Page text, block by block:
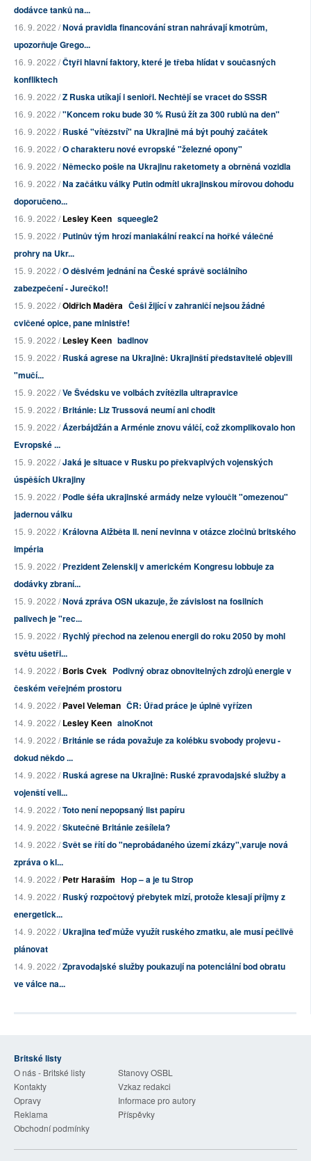
dodávce tanků na...
16. 9. 2022 /Nová pravidla financování stran nahrávají kmotrům,
upozorňuje Grego...
16. 9. 2022 /Čtyři hlavní faktory, které je třeba hlídat v současných
konfliktech
16. 9. 2022 /Z Ruska utíkají i senioři. Nechtějí se vracet do SSSR
16. 9. 2022 /"Koncem roku bude 30 % Rusů žít za 300 rublů na den"
16. 9. 2022 /Ruské "vítězství" na Ukrajině má být pouhý začátek
16. 9. 2022 /O charakteru nové evropské "železné opony"
16. 9. 2022 /Německo pošle na Ukrajinu raketomety a obrněná vozidla
16. 9. 2022 /Na začátku války Putin odmítl ukrajinskou mírovou dohodu
doporučeno...
16. 9. 2022 /Lesley Keen squeegle2
15. 9. 2022 /Putinův tým hrozí maniakální reakcí na hořké válečné
prohry na Ukr...
15. 9. 2022 /O děsivém jednání na České správě sociálního
zabezpečení - Jurečko!!
15. 9. 2022 /Oldřich Maděra Češi žijící v zahraničí nejsou žádné
cvičené opice, pane ministře!
15. 9. 2022 /Lesley Keen badlnov
15. 9. 2022 /Ruská agrese na Ukrajině: Ukrajinští představitelé objevili
"mučí...
15. 9. 2022 /Ve Švédsku ve volbách zvítězila ultrapravice
15. 9. 2022 /Británie: Liz Trussová neumí ani chodit
15. 9. 2022 /Ázerbájdžán a Arménie znovu válčí, což zkomplikovalo hon
Evropské ...
15. 9. 2022 /Jaká je situace v Rusku po překvapivých vojenských
úspěších Ukrajiny
15. 9. 2022 /Podle šéfa ukrajinské armády nelze vyloučit "omezenou"
jadernou válku
15. 9. 2022 /Královna Alžběta II. není nevinna v otázce zločinů britského
impéria
15. 9. 2022 /Prezident Zelenskij v americkém Kongresu lobbuje za
dodávky zbraní...
15. 9. 2022 /Nová zpráva OSN ukazuje, že závislost na fosilních
palivech je "rec...
15. 9. 2022 /Rychlý přechod na zelenou energii do roku 2050 by mohl
světu ušetři...
14. 9. 2022 /Boris Cvek Podivný obraz obnovitelných zdrojů energie v
českém veřejném prostoru
14. 9. 2022 /Pavel Veleman ČR: Úřad práce je úplně vyřízen
14. 9. 2022 /Lesley Keen ainoKnot
14. 9. 2022 /Británie se ráda považuje za kolébku svobody projevu -
dokud někdo ...
14. 9. 2022 /Ruská agrese na Ukrajině: Ruské zpravodajské služby a
vojenští veli...
14. 9. 2022 /Toto není nepopsaný list papíru
14. 9. 2022 /Skutečně Británie zešílela?
14. 9. 2022 /Svět se řítí do "neprobádaného území zkázy",varuje nová
zpráva o kl...
14. 9. 2022 /Petr Haraším Hop – a je tu Strop
14. 9. 2022 /Ruský rozpočtový přebytek mizí, protože klesají příjmy z
energetick...
14. 9. 2022 /Ukrajina teď může využít ruského zmatku, ale musí pečlivě
plánovat
14. 9. 2022 /Zpravodajské služby poukazují na potenciální bod obratu
ve válce na...
Britské listy
O nás - Britské listy
Stanovy OSBL
Kontakty
Vzkaz redakci
Opravy
Informace pro autory
Reklama
Příspěvky
Obchodní podmínky